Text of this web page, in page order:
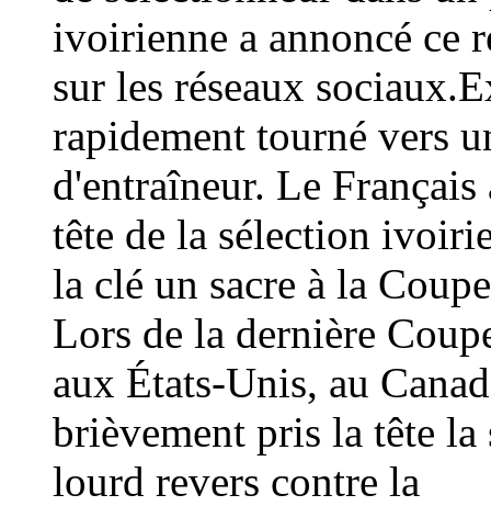
ivoirienne a annoncé ce
sur les réseaux
rapidement tourné vers
d'entraîneur. Le
tête de la sélection
la clé un sacre à la
Lors de la dernière
aux États-Unis, au
brièvement pris la tête
lourd revers contre la